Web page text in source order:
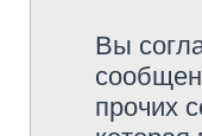
Вы
прочих